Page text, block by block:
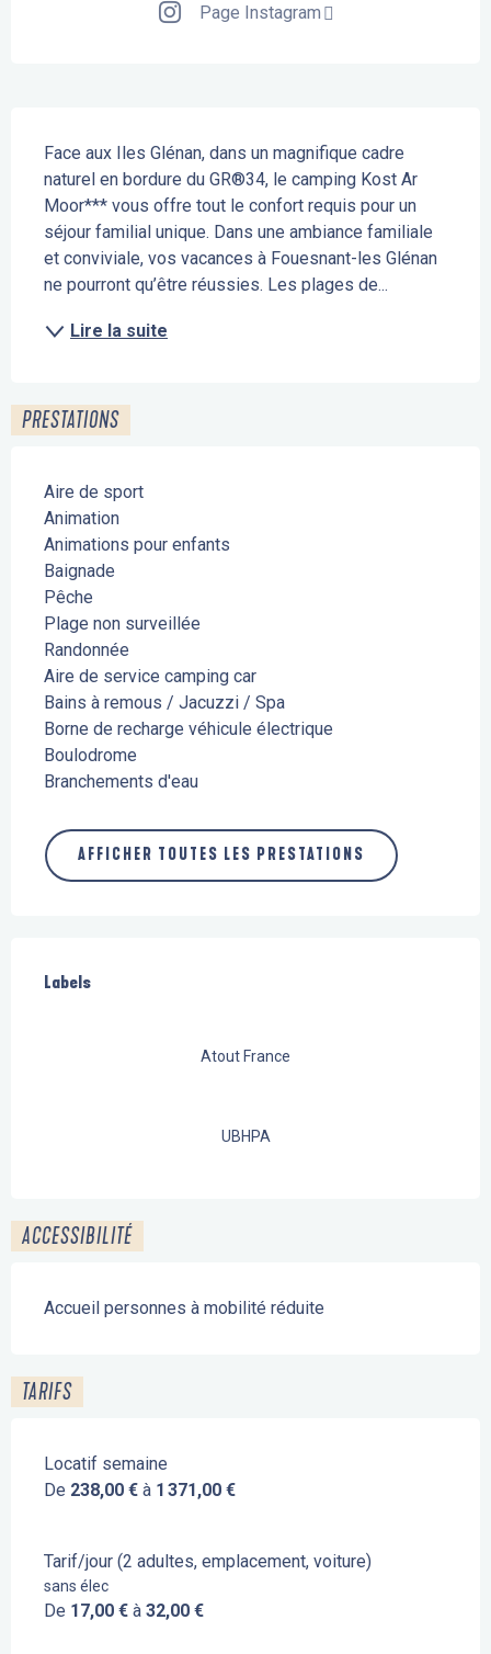
Page Instagram
Face aux Iles Glénan, dans un magnifique cadre
naturel en bordure du GR®34, le camping Kost Ar
Moor*** vous offre tout le confort requis pour un
séjour familial unique. Dans une ambiance familiale
et conviviale, vos vacances à Fouesnant-les Glénan
ne pourront qu’être réussies. Les plages de...
Lire la suite
PRESTATIONS
Aire de sport
Animation
Animations pour enfants
Baignade
Pêche
Plage non surveillée
Randonnée
Aire de service camping car
Bains à remous / Jacuzzi / Spa
Borne de recharge véhicule électrique
Boulodrome
Branchements d'eau
AFFICHER TOUTES LES PRESTATIONS
Labels
Labels
Atout France
UBHPA
ACCESSIBILITÉ
Accueil personnes à mobilité réduite
TARIFS
Locatif semaine
De 238,00 € à 1 371,00 €
Tarif/jour (2 adultes, emplacement, voiture)
sans élec
De 17,00 € à 32,00 €